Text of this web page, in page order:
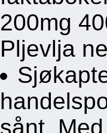
200mg
Pljevlja
sånt.